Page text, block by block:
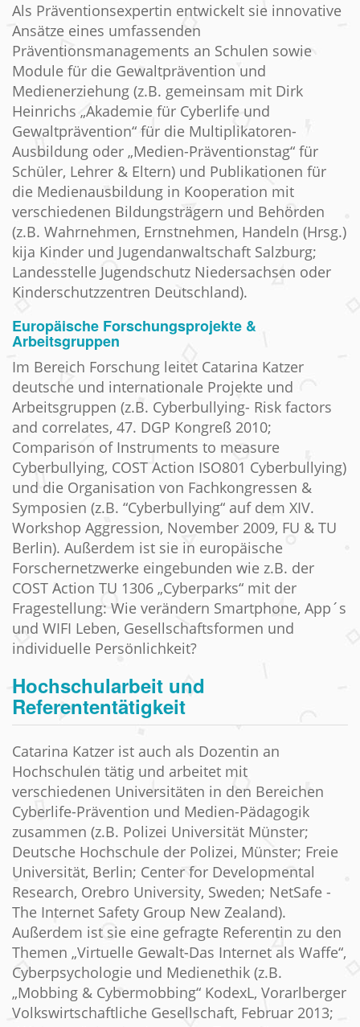
Als Präventionsexpertin entwickelt sie innovative
Ansätze eines umfassenden
Präventionsmanagements an Schulen sowie
Module für die Gewaltprävention und
Medienerziehung (z.B. gemeinsam mit Dirk
Heinrichs „Akademie für Cyberlife und
Gewaltprävention“ für die Multiplikatoren-
Ausbildung oder „Medien-Präventionstag“ für
Schüler, Lehrer & Eltern) und Publikationen für
die Medienausbildung in Kooperation mit
verschiedenen Bildungsträgern und Behörden
(z.B. Wahrnehmen, Ernstnehmen, Handeln (Hrsg.)
kija Kinder und Jugendanwaltschaft Salzburg;
Landesstelle Jugendschutz Niedersachsen oder
Kinderschutzzentren Deutschland).
Europäische Forschungsprojekte &
Arbeitsgruppen
Im Bereich Forschung leitet Catarina Katzer
deutsche und internationale Projekte und
Arbeitsgruppen (z.B. Cyberbullying- Risk factors
and correlates, 47. DGP Kongreß 2010;
Comparison of Instruments to measure
Cyberbullying, COST Action ISO801 Cyberbullying)
und die Organisation von Fachkongressen &
Symposien (z.B. “Cyberbullying“ auf dem XIV.
Workshop Aggression, November 2009, FU & TU
Berlin). Außerdem ist sie in europäische
Forschernetzwerke eingebunden wie z.B. der
COST Action TU 1306 „Cyberparks“ mit der
Fragestellung: Wie verändern Smartphone, App´s
und WIFI Leben, Gesellschaftsformen und
individuelle Persönlichkeit?
Hochschularbeit und
Referententätigkeit
Catarina Katzer ist auch als Dozentin an
Hochschulen tätig und arbeitet mit
verschiedenen Universitäten in den Bereichen
Cyberlife-Prävention und Medien-Pädagogik
zusammen (z.B. Polizei Universität Münster;
Deutsche Hochschule der Polizei, Münster; Freie
Universität, Berlin; Center for Developmental
Research, Orebro University, Sweden; NetSafe -
The Internet Safety Group New Zealand).
Außerdem ist sie eine gefragte Referentin zu den
Themen „Virtuelle Gewalt-Das Internet als Waffe“,
Cyberpsychologie und Medienethik (z.B.
„Mobbing & Cybermobbing“ KodexL, Vorarlberger
Volkswirtschaftliche Gesellschaft, Februar 2013;